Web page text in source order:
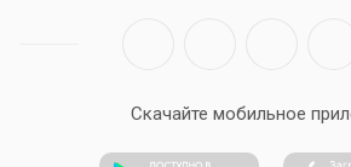
Скачайте мобильное